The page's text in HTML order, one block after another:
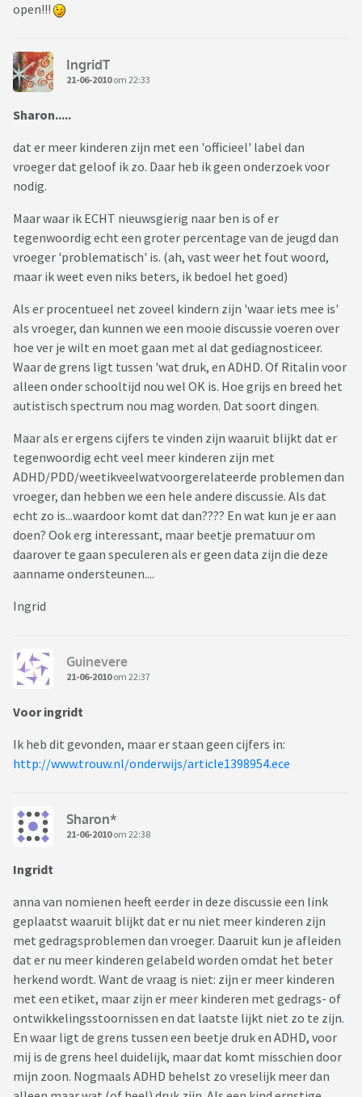
open!!!
IngridT
21-06-2010om 22:33
Sharon.....
dat er meer kinderen zijn met een 'officieel' label dan
vroeger dat geloof ik zo. Daar heb ik geen onderzoek voor
nodig.
Maar waar ik ECHT nieuwsgierig naar ben is of er
tegenwoordig echt een groter percentage van de jeugd dan
vroeger 'problematisch' is. (ah, vast weer het fout woord,
maar ik weet even niks beters, ik bedoel het goed)
Als er procentueel net zoveel kindern zijn 'waar iets mee is'
als vroeger, dan kunnen we een mooie discussie voeren over
hoe ver je wilt en moet gaan met al dat gediagnosticeer.
Waar de grens ligt tussen 'wat druk, en ADHD. Of Ritalin voor
alleen onder schooltijd nou wel OK is. Hoe grijs en breed het
autistisch spectrum nou mag worden. Dat soort dingen.
Maar als er ergens cijfers te vinden zijn waaruit blijkt dat er
tegenwoordig echt veel meer kinderen zijn met
ADHD/PDD/weetikveelwatvoorgerelateerde problemen dan
vroeger, dan hebben we een hele andere discussie. Als dat
echt zo is...waardoor komt dat dan???? En wat kun je er aan
doen? Ook erg interessant, maar beetje prematuur om
daarover te gaan speculeren als er geen data zijn die deze
aanname ondersteunen....
Ingrid
Guinevere
21-06-2010om 22:37
Voor ingridt
Ik heb dit gevonden, maar er staan geen cijfers in:
http://www.trouw.nl/onderwijs/article1398954.ece
Sharon*
21-06-2010om 22:38
Ingridt
anna van nomienen heeft eerder in deze discussie een link
geplaatst waaruit blijkt dat er nu niet meer kinderen zijn
met gedragsproblemen dan vroeger. Daaruit kun je afleiden
dat er nu meer kinderen gelabeld worden omdat het beter
herkend wordt. Want de vraag is niet: zijn er meer kinderen
met een etiket, maar zijn er meer kinderen met gedrags- of
ontwikkelingsstoornissen en dat laatste lijkt niet zo te zijn.
En waar ligt de grens tussen een beetje druk en ADHD, voor
mij is de grens heel duidelijk, maar dat komt misschien door
mijn zoon. Nogmaals ADHD behelst zo vreselijk meer dan